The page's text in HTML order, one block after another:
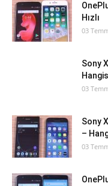
Hızlı
03
Sony
03
Sony
–
03